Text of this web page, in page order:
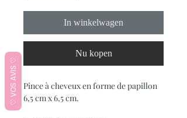
In winkelwagen
Nu kopen
Pince à cheveux en forme de papillon
6,5 cm x 6,5 cm.
♡ VOS AVIS ♡